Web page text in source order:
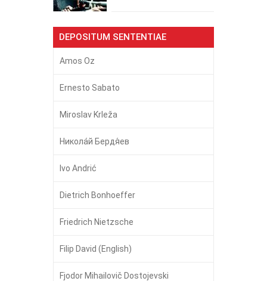
DEPOSITUM SENTENTIAE
Amos Oz
Ernesto Sabato
Miroslav Krleža
Никола́й Бердя́ев
Ivo Andrić
Dietrich Bonhoeffer
Friedrich Nietzsche
Filip David (English)
Fjodor Mihailovič Dostojevski